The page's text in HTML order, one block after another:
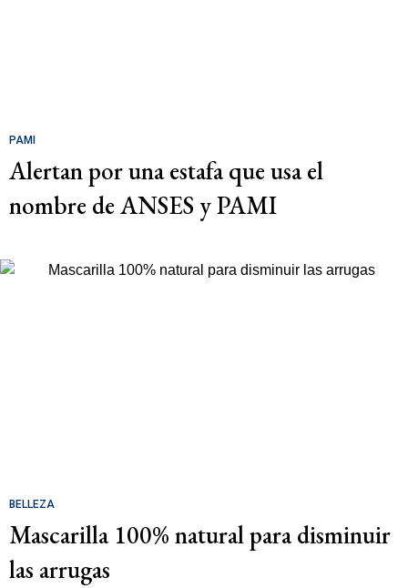
PAMI
Alertan por una estafa que usa el
nombre de ANSES y PAMI
BELLEZA
Mascarilla 100% natural para disminuir
las arrugas